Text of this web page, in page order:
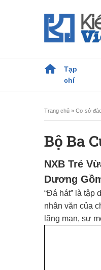
Tạp
chí
Trang chủ » Cơ sở
Bộ Ba
NXB Trẻ
Dương
“Đá hát” là tập
nhân văn của
lãng mạn, sự